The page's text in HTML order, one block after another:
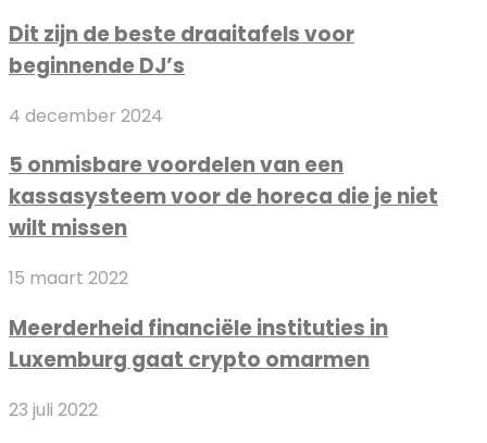
de
beste
voor
DJ’s
Dit zijn de beste draaitafels voor
beginnende DJ’s
5
voordelen
van
een
voor
horeca
die
niet
4 december 2024
5 onmisbare voordelen van een
kassasysteem voor de horeca die je niet
wilt missen
Meerderheid
instituties
in
gaat
15 maart 2022
Meerderheid financiële instituties in
Luxemburg gaat crypto omarmen
Trouwjurk
23 juli 2022